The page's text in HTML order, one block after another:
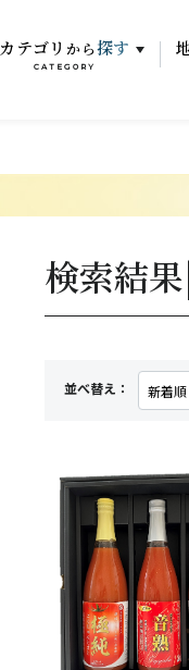
カテゴリ から 探す
CATEGORY
検索結果|
並べ替え：